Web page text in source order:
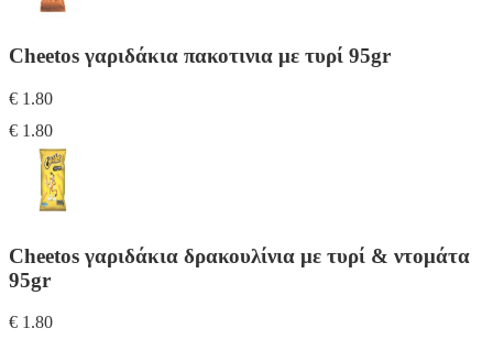
Cheetos γαριδάκια πακοτινια με τυρί 95gr
€ 1.80
€ 1.80
Cheetos γαριδάκια δρακουλίνια με τυρί & ντομάτα
95gr
€ 1.80